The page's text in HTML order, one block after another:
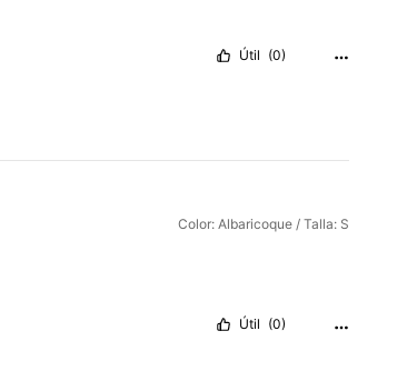
Útil (0)
Color: Albaricoque / Talla: S
Útil (0)